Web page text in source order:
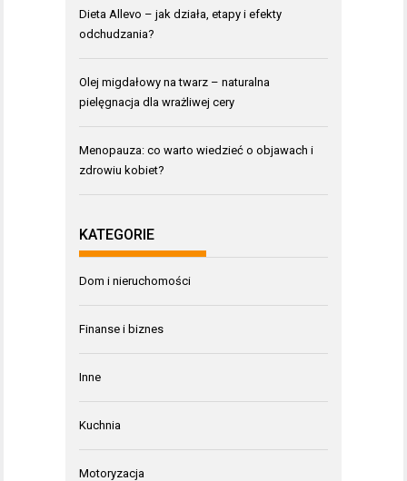
Dieta Allevo – jak działa, etapy i efekty
odchudzania?
Olej migdałowy na twarz – naturalna
pielęgnacja dla wrażliwej cery
Menopauza: co warto wiedzieć o objawach i
zdrowiu kobiet?
KATEGORIE
Dom i nieruchomości
Finanse i biznes
Inne
Kuchnia
Motoryzacja